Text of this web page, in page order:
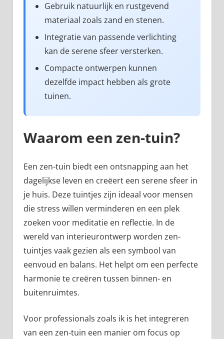
Gebruik natuurlijk en rustgevend
materiaal zoals zand en stenen.
Integratie van passende verlichting
kan de serene sfeer versterken.
Compacte ontwerpen kunnen
dezelfde impact hebben als grote
tuinen.
Waarom een zen-tuin?
Een zen-tuin biedt een ontsnapping aan het
dagelijkse leven en creëert een serene sfeer in
je huis. Deze tuintjes zijn ideaal voor mensen
die stress willen verminderen en een plek
zoeken voor meditatie en reflectie. In de
wereld van interieurontwerp worden zen-
tuintjes vaak gezien als een symbool van
eenvoud en balans. Het helpt om een perfecte
harmonie te creëren tussen binnen- en
buitenruimtes.
Voor professionals zoals ik is het integreren
van een zen-tuin een manier om focus op